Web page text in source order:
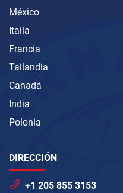
México
Italia
Francia
Tailandia
Canadá
India
Polonia
DIRECCIÓN
+1 205 855 3153